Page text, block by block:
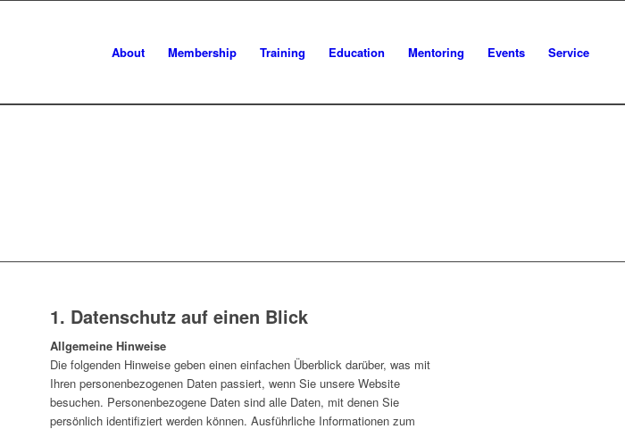
About Membership Training Education Mentoring Events Service
1. Datenschutz auf einen Blick
Allgemeine Hinweise
Die folgenden Hinweise geben einen einfachen Überblick darüber, was mit
Ihren personenbezogenen Daten passiert, wenn Sie unsere Website
besuchen. Personenbezogene Daten sind alle Daten, mit denen Sie
persönlich identifiziert werden können. Ausführliche Informationen zum